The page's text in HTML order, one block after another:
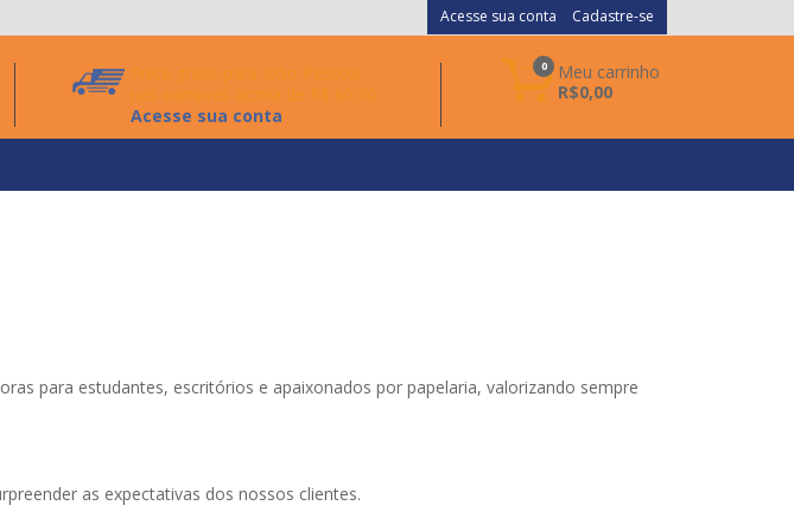
Acesse sua conta Cadastre-se
Frete grátis para João Pessoa
nas compras acima de R$ 60,00
Acesse sua conta
0
Meu carrinho
R$0,00
para estudantes, escritórios e apaixonados por papelaria, valorizando sempre
as expectativas dos nossos clientes.